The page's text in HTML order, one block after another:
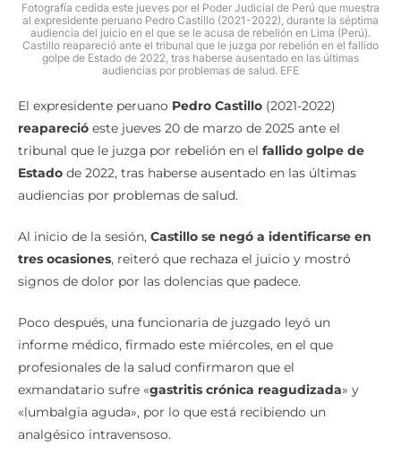
Fotografía cedida este jueves por el Poder Judicial de Perú que muestra
al expresidente peruano Pedro Castillo (2021-2022), durante la séptima
audiencia del juicio en el que se le acusa de rebelión en Lima (Perú).
Castillo reapareció ante el tribunal que le juzga por rebelión en el fallido
golpe de Estado de 2022, tras haberse ausentado en las últimas
audiencias por problemas de salud. EFE
El expresidente peruano Pedro Castillo (2021-2022)
reapareció este jueves 20 de marzo de 2025 ante el
tribunal que le juzga por rebelión en el fallido golpe de
Estado de 2022, tras haberse ausentado en las últimas
audiencias por problemas de salud.
Al inicio de la sesión, Castillo se negó a identificarse en
tres ocasiones, reiteró que rechaza el juicio y mostró
signos de dolor por las dolencias que padece.
Poco después, una funcionaria de juzgado leyó un
informe médico, firmado este miércoles, en el que
profesionales de la salud confirmaron que el
exmandatario sufre «gastritis crónica reagudizada» y
«lumbalgia aguda», por lo que está recibiendo un
analgésico intravensoso.